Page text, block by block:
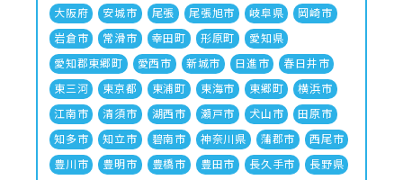
大阪府
安城市 尾張 尾張旭市 岐阜県
岡崎市
岩倉市
常滑市 幸田町 形原町
愛知県
愛知郡東郷町
愛西市 新城市 日進市
春日井市
東三河
東京都 東浦町 東海市 東郷町
横浜市
江南市
清須市 湖西市 瀬戸市 犬山市
田原市
知多市
知立市 碧南市 神奈川県 蒲郡市
西尾市
豊川市
豊明市 豊橋市 豊田市 長久手市
長野県